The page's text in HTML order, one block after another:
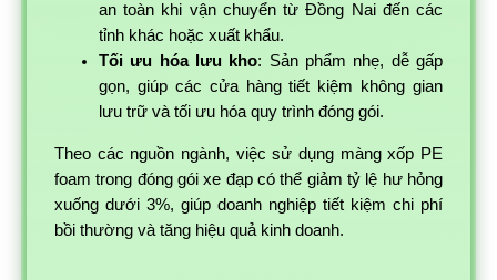
an toàn khi vận chuyển từ Đồng Nai đến các
tỉnh khác hoặc xuất khẩu.
Tối ưu hóa lưu kho: Sản phẩm nhẹ, dễ gấp
gọn, giúp các cửa hàng tiết kiệm không gian
lưu trữ và tối ưu hóa quy trình đóng gói.
Theo các nguồn ngành, việc sử dụng màng xốp PE
foam trong đóng gói xe đạp có thể giảm tỷ lệ hư hỏng
xuống dưới 3%, giúp doanh nghiệp tiết kiệm chi phí
bồi thường và tăng hiệu quả kinh doanh.